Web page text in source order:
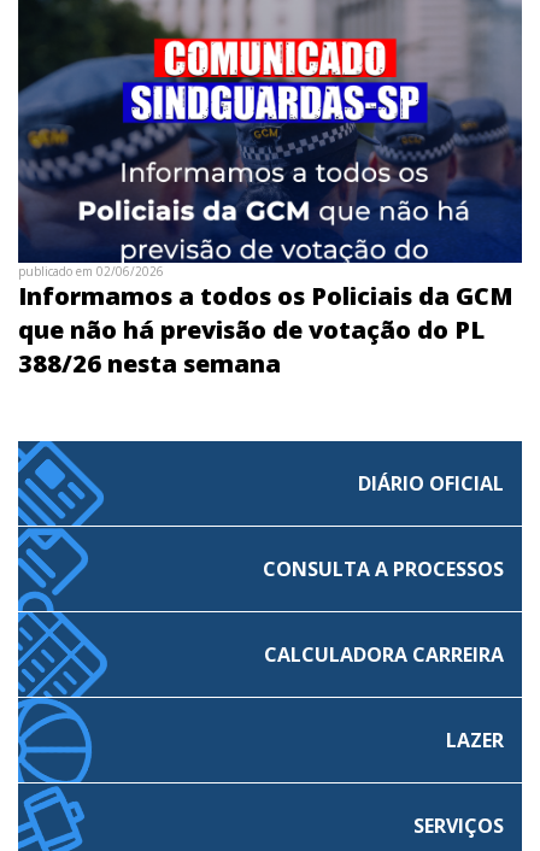
publicado em 02/06/2026
Informamos a todos os Policiais da GCM
que não há previsão de votação do PL
388/26 nesta semana
DIÁRIO OFICIAL
CONSULTA A PROCESSOS
CALCULADORA CARREIRA
LAZER
SERVIÇOS